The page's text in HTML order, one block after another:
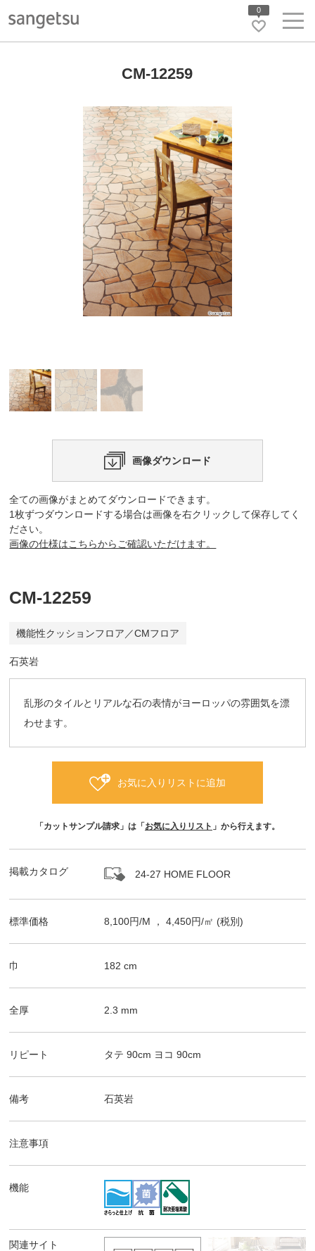
0
CM-12259
画像ダウンロード
全ての画像がまとめてダウンロードできます。
1枚ずつダウンロードする場合は画像を右クリックして保存してく
ださい。
画像の仕様はこちらからご確認いただけます。
CM-12259
機能性クッションフロア／CMフロア
石英岩
乱形のタイルとリアルな石の表情がヨーロッパの雰囲気を漂
わせます。
お気に入りリストに追加
「カットサンプル請求」は「 お気に入りリスト 」から行えます。
掲載カタログ 24-27 HOME FLOOR
標準価格 8,100円/M ，4,450円/㎡ (税別)
巾 182 cm
全厚 2.3 mm
リピート タテ90cm ヨコ90cm
備考 石英岩
注意事項
機能
関連サイト